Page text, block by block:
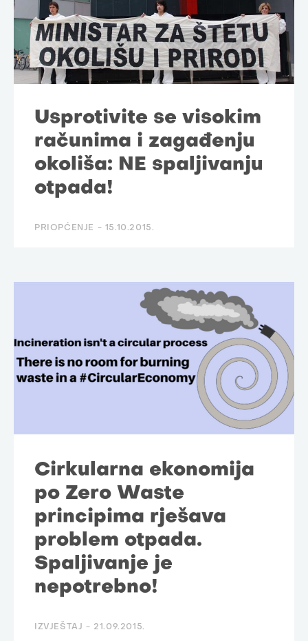
Usprotivite se visokim
računima i zagađenju
okoliša: NE spaljivanju
otpada!
PRIOPĆENJE - 15.10.2015.
Cirkularna ekonomija
po Zero Waste
principima rješava
problem otpada.
Spaljivanje je
nepotrebno!
IZVJEŠTAJ - 21.09.2015.